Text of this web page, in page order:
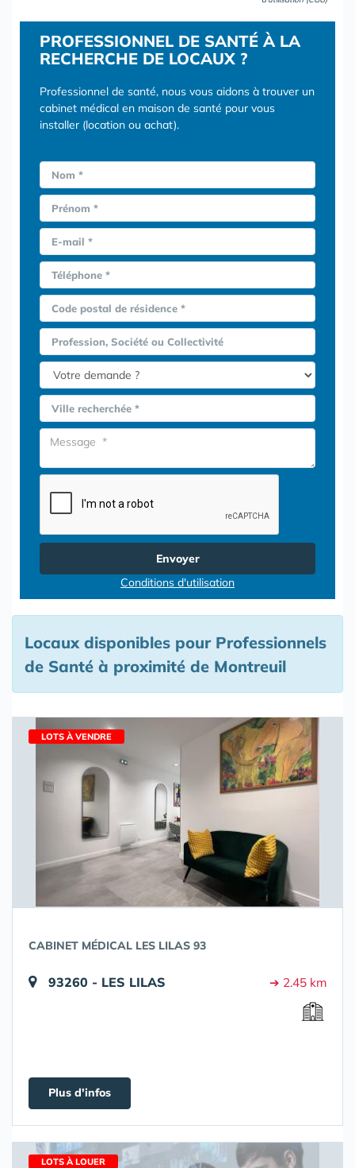
PROFESSIONNEL DE SANTÉ À LA
RECHERCHE DE LOCAUX ?
Professionnel de santé, nous vous aidons à trouver un
cabinet médical en maison de santé pour vous
installer (location ou achat).
Nom *
Prénom *
E-mail *
Téléphone *
Code postal de résidence *
Profession, Société ou Collectivité
Ville recherchée *
Envoyer
Conditions d'utilisation
Locaux disponibles pour Professionnels
de Santé à proximité de Montreuil
LOTS À VENDRE
CABINET MÉDICAL LES LILAS 93
93260 - LES LILAS ➔ 2.45 km
Plus d'infos
LOTS À LOUER